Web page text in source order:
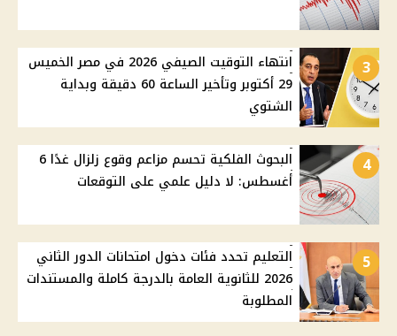
3
انتهاء التوقيت الصيفي 2026 في مصر الخميس
29 أكتوبر وتأخير الساعة 60 دقيقة وبداية
الشتوي
4
البحوث الفلكية تحسم مزاعم وقوع زلزال غدًا 6
أغسطس: لا دليل علمي على التوقعات
5
التعليم تحدد فئات دخول امتحانات الدور الثاني
2026 للثانوية العامة بالدرجة كاملة والمستندات
المطلوبة